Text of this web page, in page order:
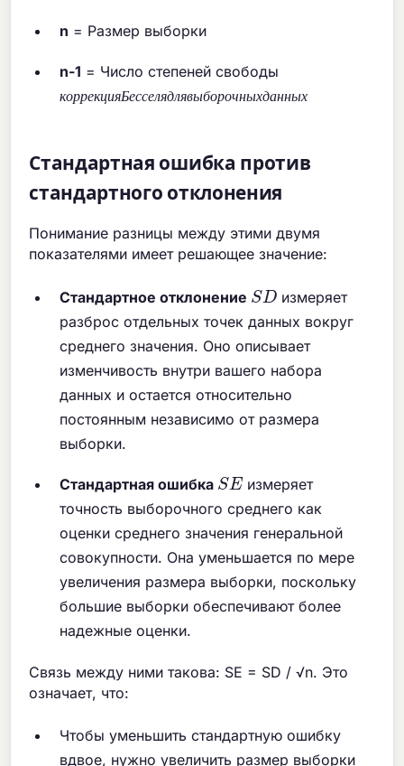
n = Размер выборки
n-1 = Число степеней свободы
коррекцияБесселядлявы боро чныхданных
к и я Бе с е я д л я в
Стандартная ошибка против
стандартного отклонения
Понимание разницы между этими двумя
показателями имеет решающее значение:
Стандартное отклонение SD измеряет
разброс отдельных точек данных вокруг
среднего значения. Оно описывает
изменчивость внутри вашего набора
данных и остается относительно
постоянным независимо от размера
выборки.
Стандартная ошибка SE измеряет
точность выборочного среднего как
оценки среднего значения генеральной
совокупности. Она уменьшается по мере
увеличения размера выборки, поскольку
большие выборки обеспечивают более
надежные оценки.
Связь между ними такова: SE = SD / √n. Это
означает, что:
Чтобы уменьшить стандартную ошибку
вдвое, нужно увеличить размер выборки